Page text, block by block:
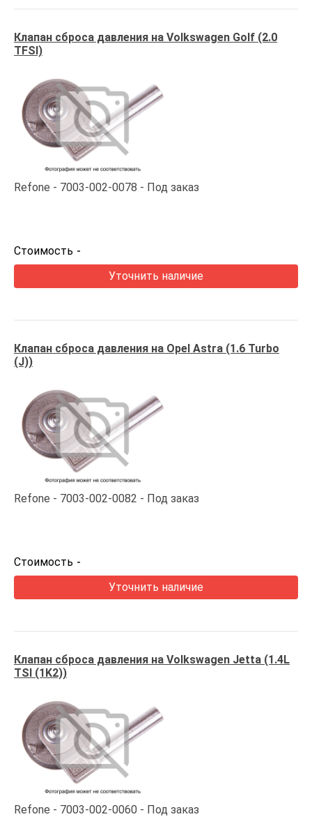
Клапан сброса давления на Volkswagen Golf (2.0
TFSI)
Refone 7003-002-0078 Под заказ
Стоимость -
Уточнить наличие
Клапан сброса давления на Opel Astra (1.6 Turbo
(J))
Refone 7003-002-0082 Под заказ
Стоимость -
Уточнить наличие
Клапан сброса давления на Volkswagen Jetta (1.4L
TSI (1K2))
Refone 7003-002-0060 Под заказ